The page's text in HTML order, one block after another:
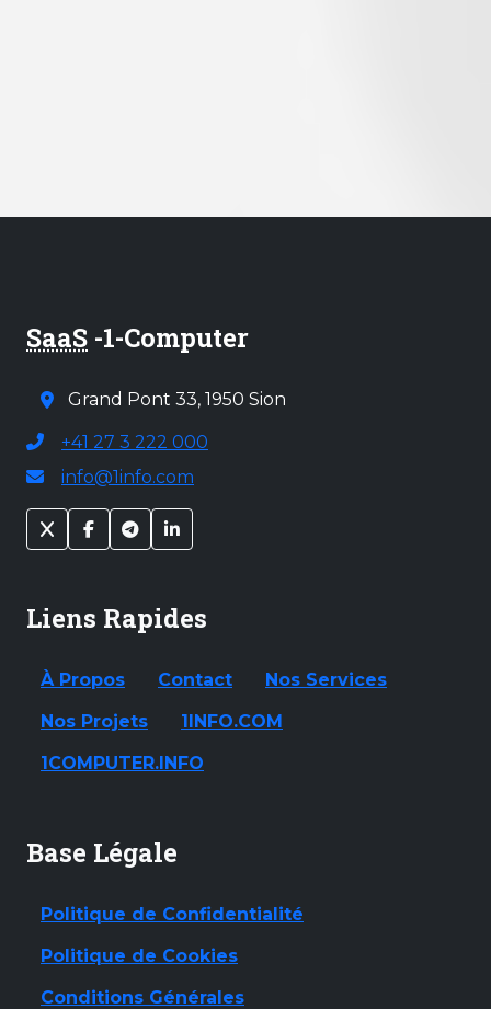
SaaS -1-Computer
Grand Pont 33, 1950 Sion
+41 27 3 222 000
info@1info.com
Liens Rapides
À Propos Contact
Nos Services
Nos Projets
1INFO.COM
1COMPUTER.INFO
Base Légale
Politique de Confidentialité
Politique de Cookies
Conditions Générales